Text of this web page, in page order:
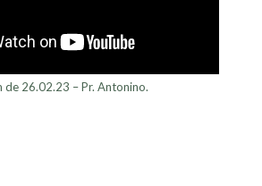
de 26.02.23 – Pr. Antonino.